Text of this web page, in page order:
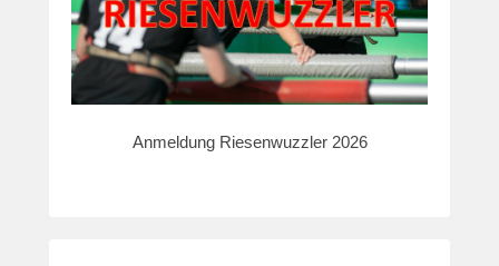
Anmeldung Riesenwuzzler 2026